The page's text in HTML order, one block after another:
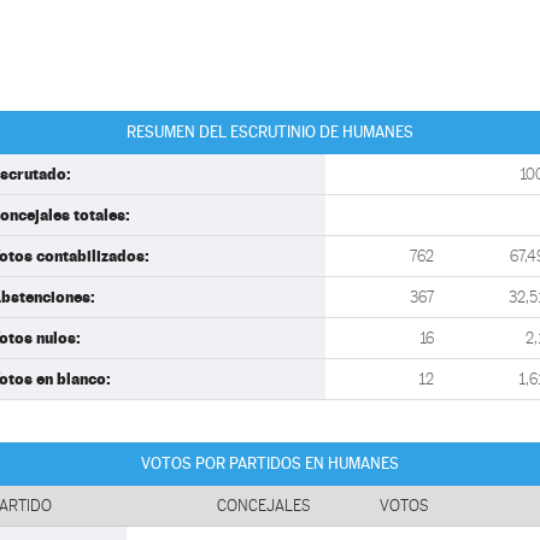
RESUMEN DEL ESCRUTINIO DE HUMANES
totales:
contabilizados: 762
367
nulos: 16
en blanco: 12
VOTOS POR PARTIDOS EN HUMANES
CONCEJALES VOTOS